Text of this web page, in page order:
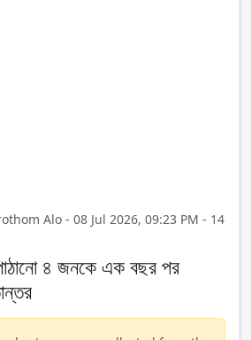
Alo - 08 Jul 2026, 09:23 PM - 14
৪ জনকে এক বছর পর